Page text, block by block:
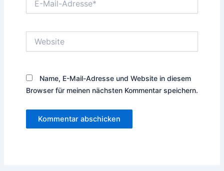
Mail-
Name, E-Mail-Adresse und Website in diesem
Browser für meinen nächsten Kommentar speichern.